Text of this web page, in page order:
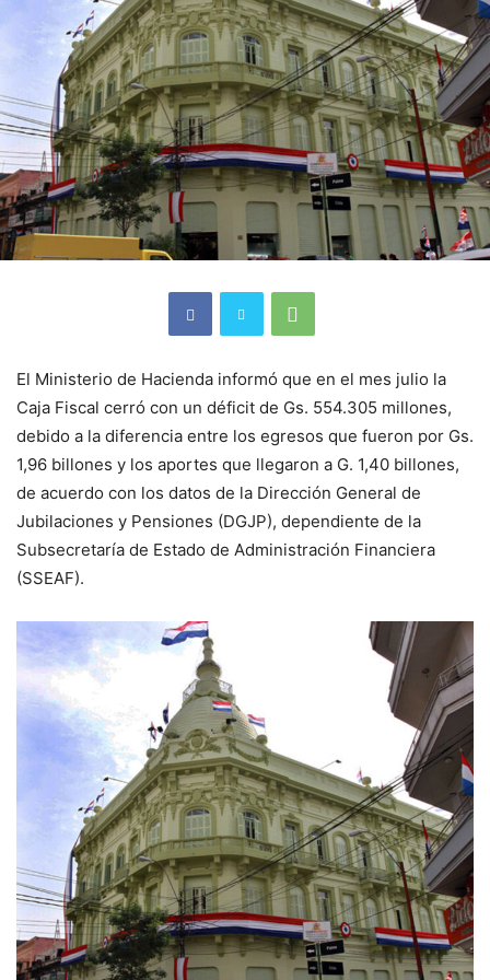
El Ministerio de Hacienda informó que en el mes julio la
Caja Fiscal cerró con un déficit de Gs. 554.305 millones,
debido a la diferencia entre los egresos que fueron por Gs.
1,96 billones y los aportes que llegaron a G. 1,40 billones,
de acuerdo con los datos de la Dirección General de
Jubilaciones y Pensiones (DGJP), dependiente de la
Subsecretaría de Estado de Administración Financiera
(SSEAF).